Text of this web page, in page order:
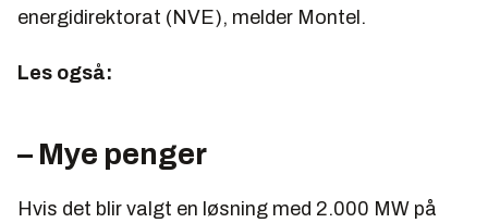
energidirektorat (NVE), melder Montel.
Les også:
– Mye penger
Hvis det blir valgt en løsning med 2.000 MW på